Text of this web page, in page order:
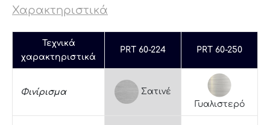
Χαρακτηριστικά
Τεχνικά
χαρακτηριστικά
PRT 60-224 PRT 60-250
Φινίρισμα
Σατινέ
Γυαλιστερό